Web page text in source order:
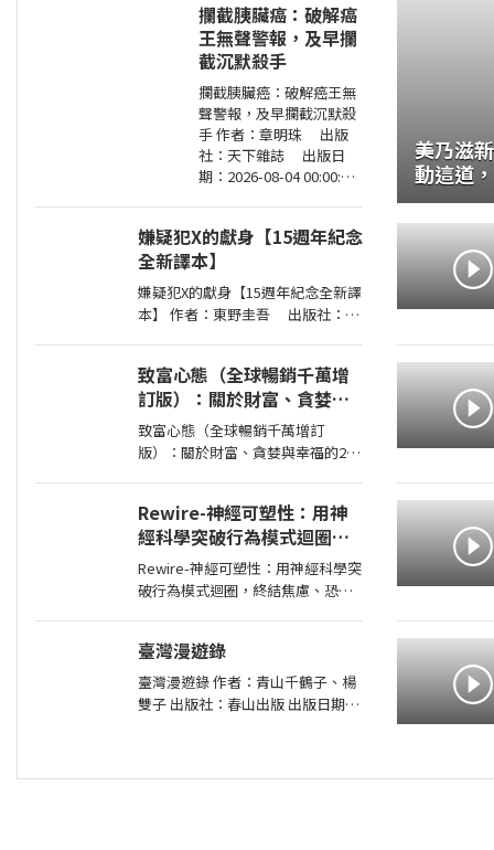
咬的船?.自助餐
攔截胰臟癌：破解癌
王無聲警報，及早攔
截沉默殺手
攔截胰臟癌：破解癌王無
聲警報，及早攔截沉默殺
手 作者：章明珠 出版
社：天下雜誌 出版日
期：2026-08-04 00:00:00
年篩檢實證， 鎖定胰臟癌
關鍵1公分，
嫌疑犯X的獻身【15週年紀念
全新譯本】
嫌疑犯X的獻身【15週年紀念全新譯
本】 作者：東野圭吾 出版社：皇
出「我愛妳」， 卻比任何關係都更
刻骨銘心…… 東野圭吾：在本格推
理的
致富心態（全球暢銷千萬增
訂版）：關於財富、貪婪與
幸福的20堂理財課
致富心態（全球暢銷千萬增訂
版）：關於財富、貪婪與幸福的20
版社：天下文化出版社 出版日
期：2026-02-02 00:00:00 特別收錄
２篇彩蛋加碼
Rewire-神經可塑性：用神
經科學突破行為模式迴圈，
終結焦慮、恐慌和憂鬱，實
現最佳的心理健康
Rewire-神經可塑性：用神經科學突
破行為模式迴圈，終結焦慮、恐慌
Vignola） 出版社：麥田 出版日
期：2024-05-30 00:00:00 ＜內容簡
介＞ 無法
臺灣漫遊錄
臺灣漫遊錄 作者：青山千鶴子、楊
雙子 出版社：春山出版 出版日期：
美乃滋
動這道，
子的家